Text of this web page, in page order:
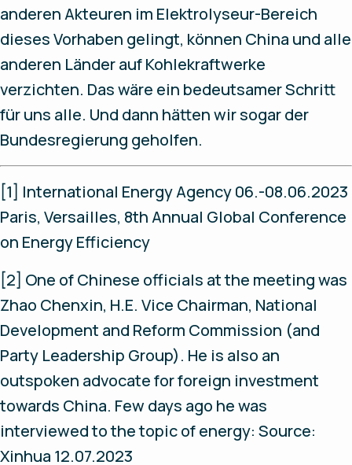
anderen Akteuren im Elektrolyseur-Bereich
dieses Vorhaben gelingt, können China und alle
anderen Länder auf Kohlekraftwerke
verzichten. Das wäre ein bedeutsamer Schritt
für uns alle. Und dann hätten wir sogar der
Bundesregierung geholfen.
[1] International Energy Agency 06.-08.06.2023
Paris, Versailles, 8th Annual Global Conference
on Energy Efficiency
[2] One of Chinese officials at the meeting was
Zhao Chenxin, H.E. Vice Chairman, National
Development and Reform Commission (and
Party Leadership Group). He is also an
outspoken advocate for foreign investment
towards China. Few days ago he was
interviewed to the topic of energy: Source:
Xinhua 12.07.2023